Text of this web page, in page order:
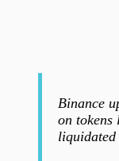
Binance
on tokens